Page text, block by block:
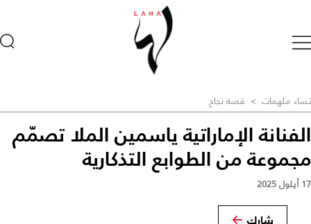
نساء ملهمات > قصة نجاح
الفنانة الإماراتية ياسمين الملا تصمّم
مجموعة من الطوابع التذكارية
17 أيلول 2025
شارك